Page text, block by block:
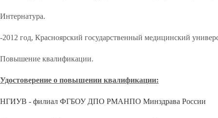
Интернатура.
-2012 год, Красноярский государственный медицинский
Повышение квалификации.
Удостоверение о повышении квалификации:
НГИУВ - филиал ФГБОУ ДПО РМАНПО Минздрава России